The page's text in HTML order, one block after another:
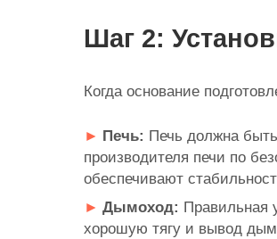
Шаг 2:
Когда основание
Печь: Печь должна
производителя печи по
обеспечивают
Дымоход: Правильная
хорошую тягу и вывод